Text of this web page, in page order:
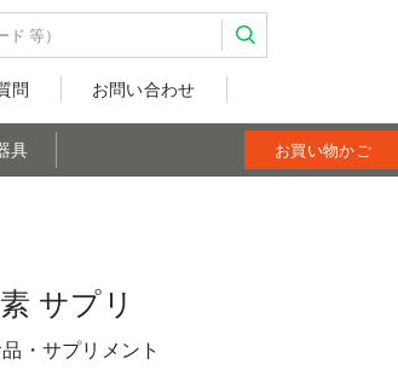
問 お問い合わせ
具 お買い物かご
サプリ
・サプリメント